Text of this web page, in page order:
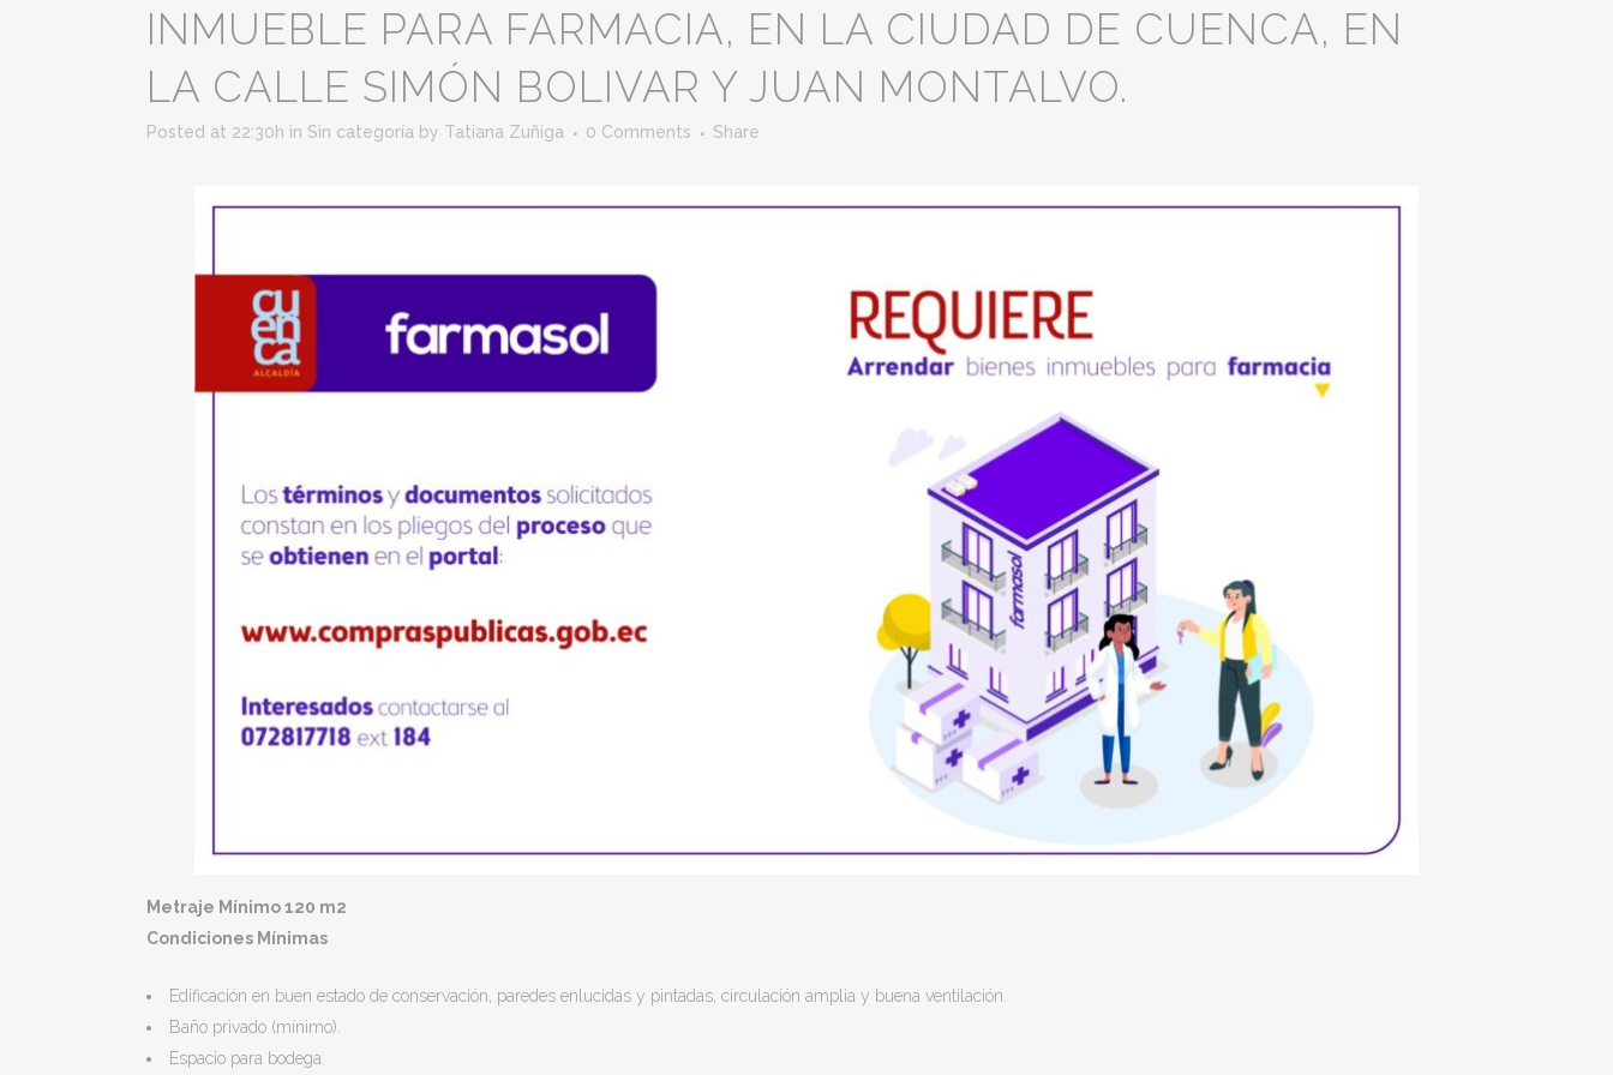
INMUEBLE PARA FARMACIA, EN LA CIUDAD DE CUENCA, EN
LA CALLE SIMÓN BOLIVAR Y JUAN MONTALVO.
Posted at 22:30h in Sin categoría by Tatiana Zuñiga 0 Comments Share
Metraje Mínimo 120 m2
Condiciones Mínimas
Edificación en buen estado de conservación, paredes enlucidas y pintadas, circulación amplia y buena ventilación.
Baño privado (mínimo).
Espacio para bodega.